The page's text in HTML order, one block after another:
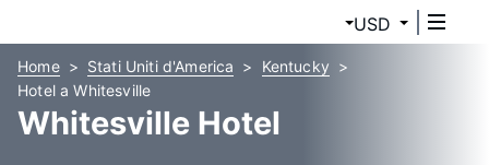
USD
Home Stati Uniti d'America
Kentucky
Hotel a Whitesville
Whitesville Hotel